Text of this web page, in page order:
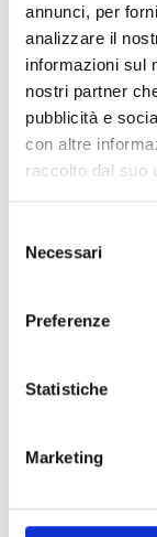
annunci, per
analizzare il
informazioni sul
nostri partner
pubblicità e
con altre
raccolto dal suo
delNecessari
Preferenze
Statistiche
Marketing
Collare